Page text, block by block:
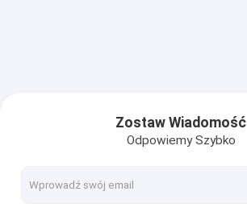
Zostaw Wiadomość
Odpowiemy Szybko